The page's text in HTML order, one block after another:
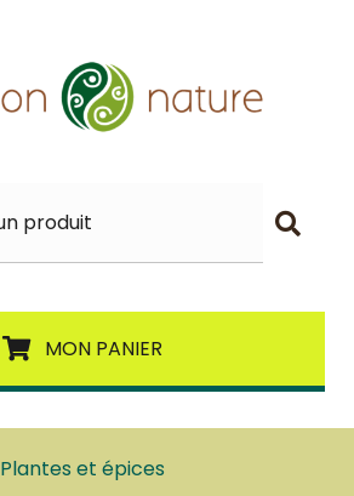
MON PANIER
Plantes et épices